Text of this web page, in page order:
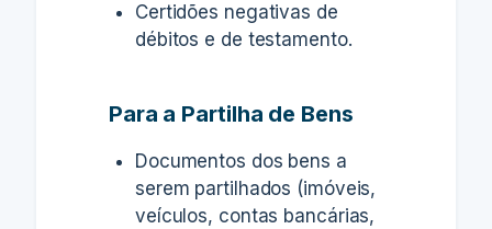
Certidões negativas de
débitos e de testamento.
Para a Partilha de Bens
Documentos dos bens a
serem partilhados (imóveis,
veículos, contas bancárias,